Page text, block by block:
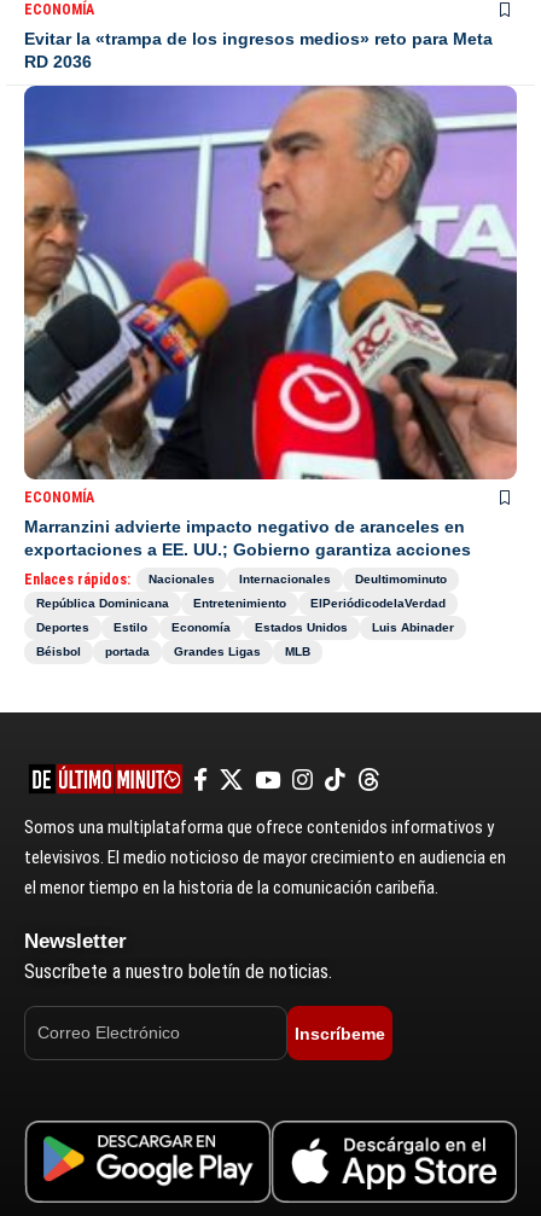
ECONOMÍA
Evitar la «trampa de los ingresos medios» reto para Meta
RD 2036
ECONOMÍA
Marranzini advierte impacto negativo de aranceles en
exportaciones a EE. UU.; Gobierno garantiza acciones
Enlaces rápidos: Nacionales Internacionales
Deultimominuto
República Dominicana
Entretenimiento
ElPeriódicodelaVerdad
Deportes
Estilo Economía Estados Unidos
Luis Abinader
Béisbol
portada Grandes Ligas MLB
Somos una multiplataforma que ofrece contenidos informativos y
televisivos. El medio noticioso de mayor crecimiento en audiencia en
el menor tiempo en la historia de la comunicación caribeña.
Newsletter
Suscríbete a nuestro boletín de noticias.
Inscríbeme